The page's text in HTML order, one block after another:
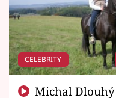
CELEBRITY